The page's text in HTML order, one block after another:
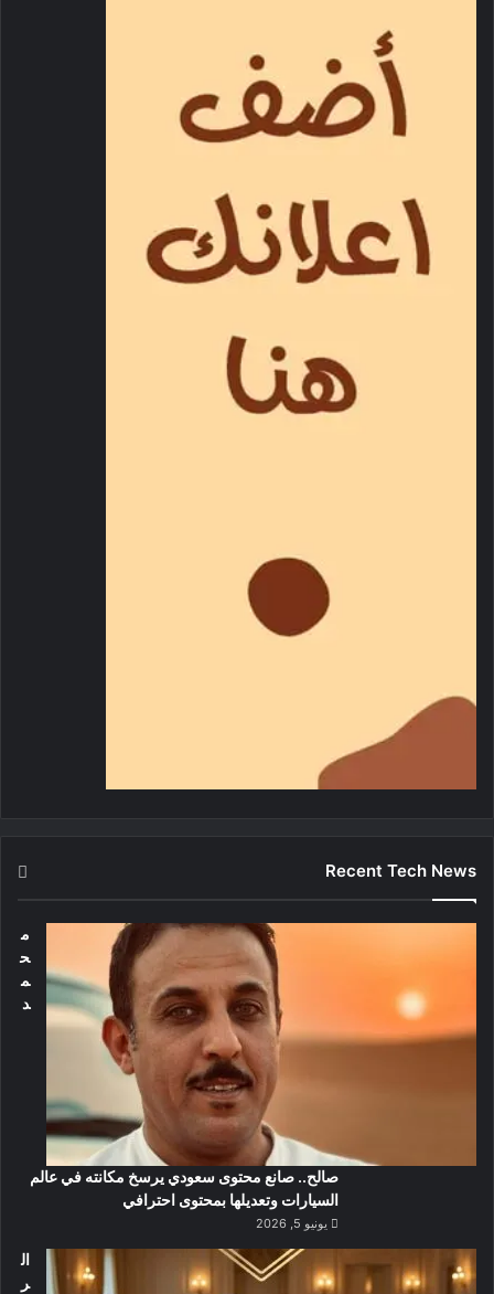
Recent Tech News
م
ح
م
د
صالح.. صانع محتوى سعودي يرسخ مكانته في عالم
السيارات وتعديلها بمحتوى احترافي
يونيو 5, 2026
ال
ر